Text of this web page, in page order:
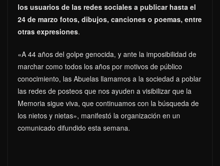
los usuarios de las redes sociales a publicar hasta el
24 de marzo fotos, dibujos, canciones o poemas, entre
otras expresiones.
«A 44 años del golpe genocida, y ante la imposibilidad de
marchar como todos los años por motivos de público
conocimiento, las Abuelas llamamos a la sociedad a poblar
las redes de posteos que nos ayuden a visibilizar que la
Memoria sigue viva, que continuamos con la búsqueda de
los nietos y nietas», manifestó la organización en un
comunicado difundido esta semana.